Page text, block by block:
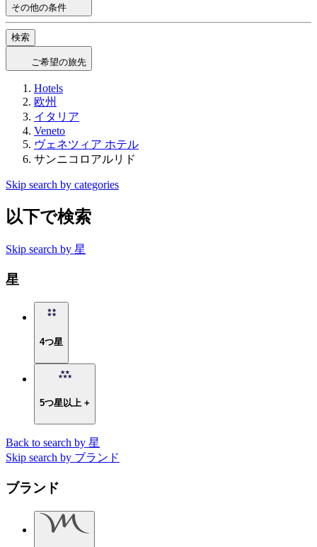
その他の条件
検索
ご希望の旅先
Hotels
欧州
イタリア
Veneto
ヴェネツィア ホテル
サンニコロアルリド
Skip search by categories
以下で検索
Skip search by 星
星
4つ星
5つ星以上 +
Back to search by 星
Skip search by ブランド
ブランド